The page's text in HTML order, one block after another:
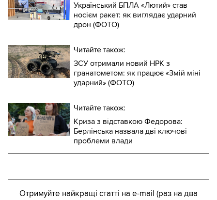
Український БПЛА «Лютий» став
носієм ракет: як виглядає ударний
дрон (ФОТО)
Читайте також:
ЗСУ отримали новий НРК з
гранатометом: як працює «Змій міні
ударний» (ФОТО)
Читайте також:
Криза з відставкою Федорова:
Берлінська назвала дві ключові
проблеми влади
Отримуйте найкращі статті на e-mail (раз на два